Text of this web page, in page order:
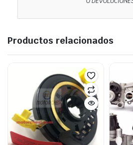
Productos relacionados